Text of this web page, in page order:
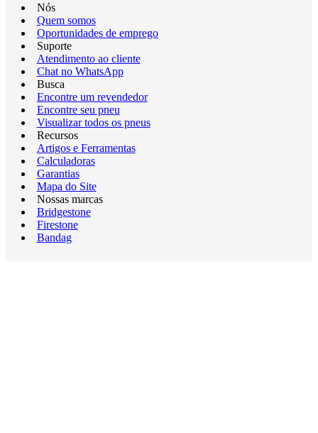
Nós
Quem somos
Oportunidades de emprego
Suporte
Atendimento ao cliente
Chat no WhatsApp
Busca
Encontre um revendedor
Encontre seu pneu
Visualizar todos os pneus
Recursos
Artigos e Ferramentas
Calculadoras
Garantias
Mapa do Site
Nossas marcas
Bridgestone
Firestone
Bandag